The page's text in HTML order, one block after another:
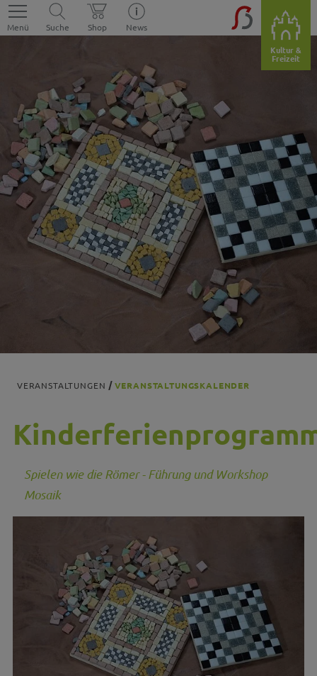
Menü Suche Shop
News
Kultur &
Freizeit
VERANSTALTUNGEN VERANSTALTUNGSKALENDER
Spielen wie die Römer - Führung und Workshop
Mosaik